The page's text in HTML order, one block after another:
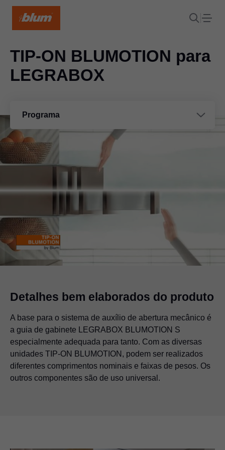
Programa
TIP-ON BLUMOTION para
LEGRABOX
Detalhes bem elaborados do produto
A base para o sistema de auxílio de abertura mecânico é
a guia de gabinete LEGRABOX BLUMOTION S
especialmente adequada para tanto. Com as diversas
unidades TIP-ON BLUMOTION , podem ser realizados
diferentes comprimentos nominais e faixas de pesos. Os
outros componentes são de uso universal.